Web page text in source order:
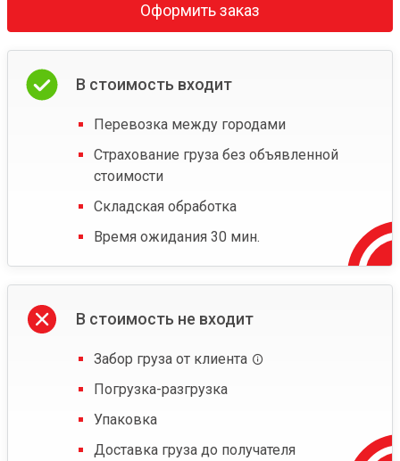
Оформить заказ
В стоимость входит
Перевозка между городами
Страхование груза без объявленной
стоимости
Складская обработка
Время ожидания 30 мин.
В стоимость не входит
Забор груза от клиента
Погрузка-разгрузка
Упаковка
Доставка груза до получателя